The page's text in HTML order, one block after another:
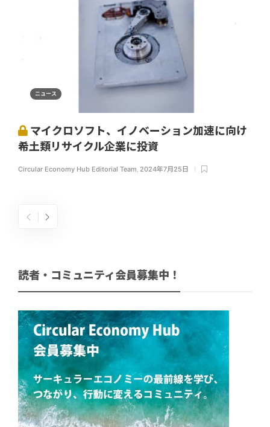
ニュース
マイクロソフト、イノベーション加速に向け
希土類リサイクル企業に投資
Circular Economy Hub Editorial Team 2024年7月25日
読者・コミュニティ会員募集中！